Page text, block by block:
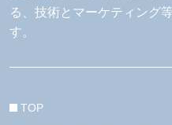
る、技術とマーケティング
す。
TOP